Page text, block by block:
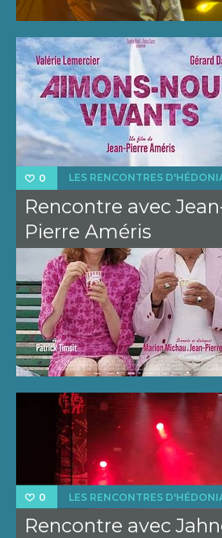
0 LES RENCONTRES
Rencontre avec
Pierre Améris
0 LES RENCONTRES
Rencontre avec